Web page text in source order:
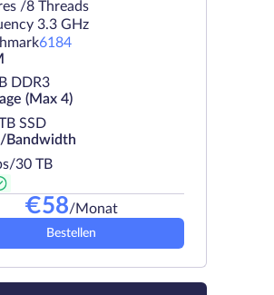
/8 Threads
3.3 GHz
6184
DDR3
(Max 4)
SSD
Bandwidth
30 TB
€58/Monat
Bestellen